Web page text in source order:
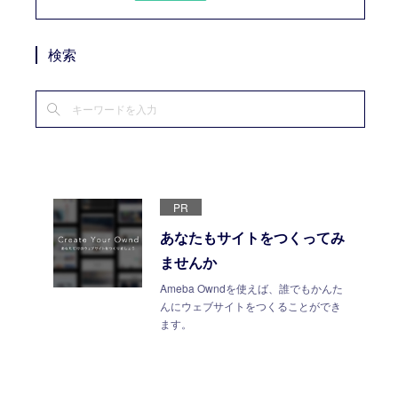
検索
PR
あなたもサイトをつくってみ
ませんか
Ameba Owndを使えば、誰でもかんた
んにウェブサイトをつくることができ
ます。